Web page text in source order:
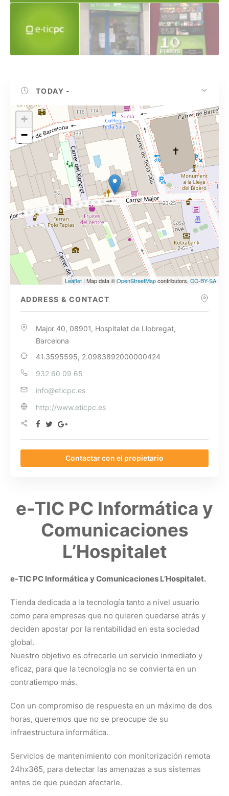
TODAY -
+
−
Leaflet | Map data ©OpenStreetMapcontributors, CC-BY-SA
ADDRESS & CONTACT
Major 40, 08901, Hospitalet de Llobregat,
Barcelona
41.3595595, 2.0983892000000424
932 60 09 65
info@eticpc.es
http://www.eticpc.es
Contactar con el propietario
e-TIC PC Informática y
Comunicaciones
L’Hospitalet
e-TIC PC Informática y Comunicaciones L’Hospitalet.
Tienda dedicada a la tecnología tanto a nivel usuario
como para empresas que no quieren quedarse atrás y
deciden apostar por la rentabilidad en esta sociedad
global.
Nuestro objetivo es ofrecerle un servicio inmediato y
eficaz, para que la tecnología no se convierta en un
contratiempo más.
Con un compromiso de respuesta en un máximo de dos
horas, queremos que no se preocupe de su
infraestructura informática.
Servicios de mantenimiento con monitorización remota
24hx365, para detectar las amenazas a sus sistemas
antes de que puedan afectarle.